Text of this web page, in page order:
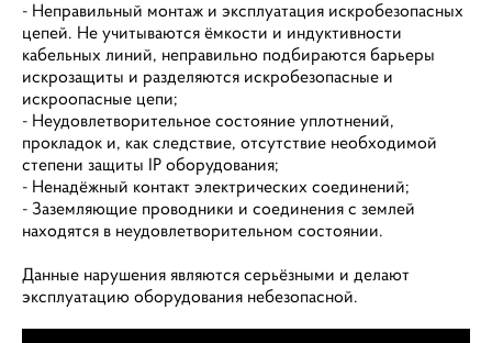
- Неправильный монтаж и эксплуатация искробезопасных
цепей. Не учитываются ёмкости и индуктивности
кабельных линий, неправильно подбираются барьеры
искрозащиты и разделяются искробезопасные и
искроопасные цепи;
- Неудовлетворительное состояние уплотнений,
прокладок и, как следствие, отсутствие необходимой
степени защиты IP оборудования;
- Ненадёжный контакт электрических соединений;
- Заземляющие проводники и соединения с землей
находятся в неудовлетворительном состоянии.
Данные нарушения являются серьёзными и делают
эксплуатацию оборудования небезопасной.